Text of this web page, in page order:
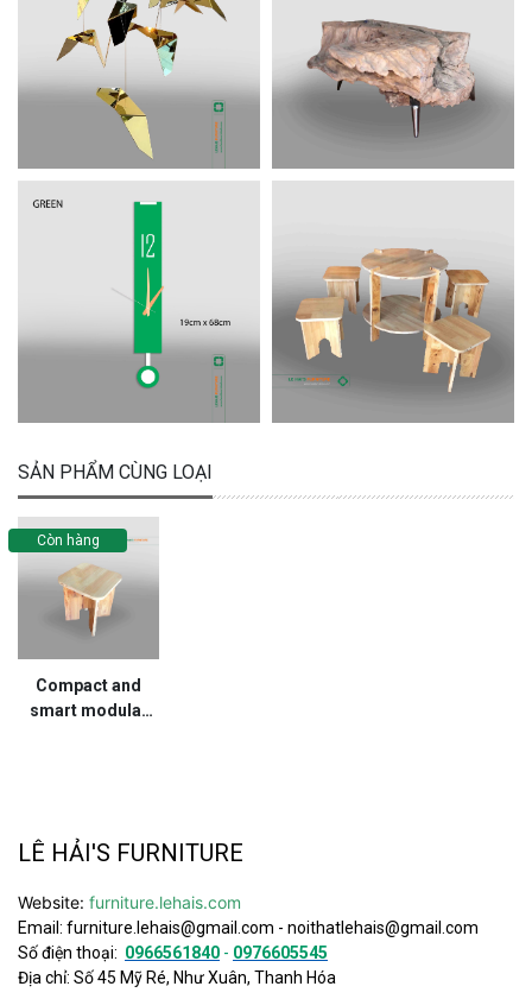
SẢN PHẨM CÙNG LOẠI
Compact and
smart modular
Còn hàng
LÊ HẢI'S FURNITURE
Website: furniture.lehais.com
Email: furniture.lehais@gmail.com - noithatlehais@gmail.com
Số điện thoại: 0966561840 - 0976605545
Địa chỉ: Số 45 Mỹ Ré, Như Xuân, Thanh Hóa